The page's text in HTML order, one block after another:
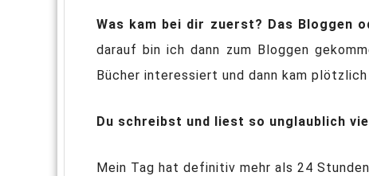
Was kam bei dir zuerst? Das Bloggen
darauf bin ich dann zum Bloggen
Bücher interessiert und dann kam plötzlich
Du schreibst und liest so unglaublich
Mein Tag hat definitiv mehr als 24